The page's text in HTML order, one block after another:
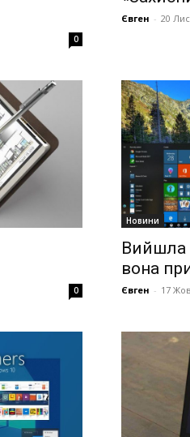
0
Євген - 20
0
Новини
Вийшла
вона
Євген - 17